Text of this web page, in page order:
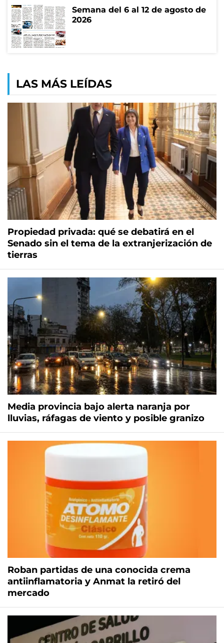
Semana del 6 al 12 de agosto de
2026
LAS MÁS LEÍDAS
Propiedad privada: qué se debatirá en el
Senado sin el tema de la extranjerización de
tierras
Media provincia bajo alerta naranja por
lluvias, ráfagas de viento y posible granizo
Roban partidas de una conocida crema
antiinflamatoria y Anmat la retiró del
mercado